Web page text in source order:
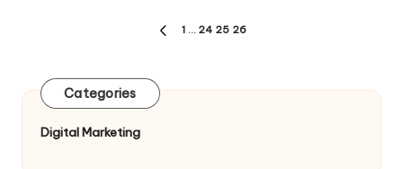
PREVIOUS
1 … 24 25 26
Categories
Digital Marketing